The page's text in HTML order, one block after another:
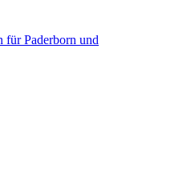
für Paderborn und